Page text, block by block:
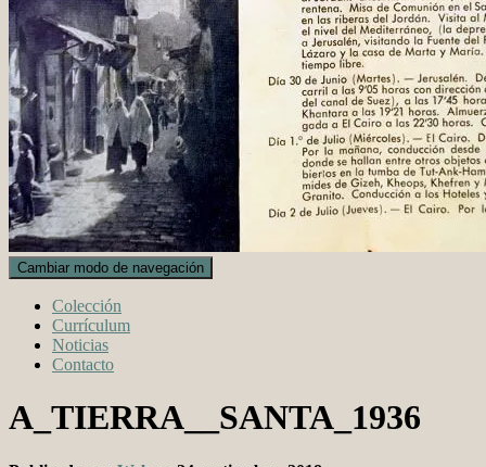
Cambiar modo de navegación
Colección
Currículum
Noticias
Contacto
A_TIERRA__SANTA_1936